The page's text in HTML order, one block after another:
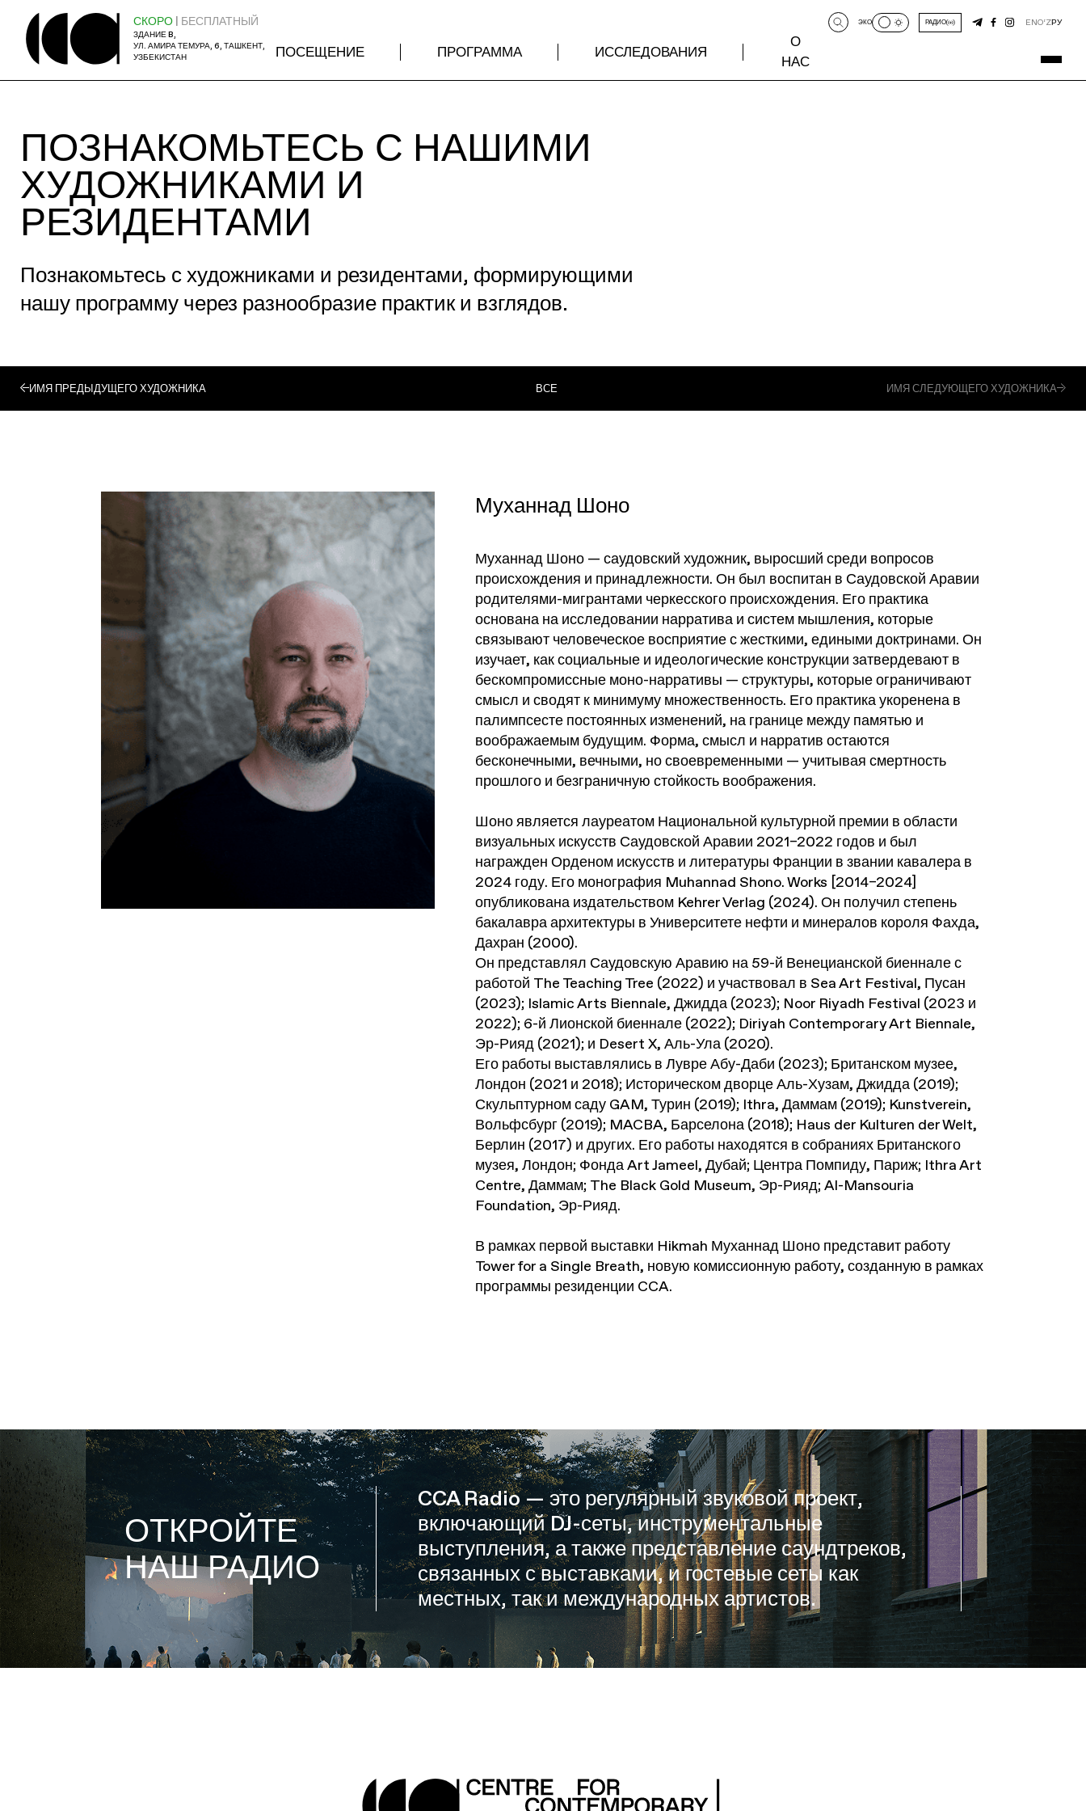
СКОРО | БЕСПЛАТНЫЙ
ЗДАНИЕ B,
УЛ. АМИРА ТЕМУРА, 6, ТАШКЕНТ,
УЗБЕКИСТАН
ПОСЕЩЕНИЕ ПРОГРАММА ИССЛЕДОВАНИЯ
О
НАС
ЭКО РАДИО ENO‘ZРУ
ПОЗНАКОМЬТЕСЬ С НАШИМИ
ХУДОЖНИКАМИ И
РЕЗИДЕНТАМИ
Познакомьтесь с художниками и резидентами, формирующими
нашу программу через разнообразие практик и взглядов.
ИМЯ ПРЕДЫДУЩЕГО ХУДОЖНИКА ВСЕ ИМЯ СЛЕДУЮЩЕГО ХУДОЖНИКА
Муханнад Шоно
Муханнад Шоно — саудовский художник, выросший среди вопросов
происхождения и принадлежности. Он был воспитан в Саудовской Аравии
родителями-мигрантами черкесского происхождения. Его практика
основана на исследовании нарратива и систем мышления, которые
связывают человеческое восприятие с жесткими, едиными доктринами. Он
изучает, как социальные и идеологические конструкции затвердевают в
бескомпромиссные моно-нарративы — структуры, которые ограничивают
смысл и сводят к минимуму множественность. Его практика укоренена в
палимпсесте постоянных изменений, на границе между памятью и
воображаемым будущим. Форма, смысл и нарратив остаются
бесконечными, вечными, но своевременными — учитывая смертность
прошлого и безграничную стойкость воображения.
Шоно является лауреатом Национальной культурной премии в области
визуальных искусств Саудовской Аравии 2021–2022 годов и был
награжден Орденом искусств и литературы Франции в звании кавалера в
2024 году. Его монография Muhannad Shono. Works [2014–2024]
опубликована издательством Kehrer Verlag (2024). Он получил степень
бакалавра архитектуры в Университете нефти и минералов короля Фахда,
Дахран (2000).
Он представлял Саудовскую Аравию на 59-й Венецианской биеннале с
работой The Teaching Tree (2022) и участвовал в Sea Art Festival, Пусан
(2023); Islamic Arts Biennale, Джидда (2023); Noor Riyadh Festival (2023 и
2022); 6-й Лионской биеннале (2022); Diriyah Contemporary Art Biennale,
Эр-Рияд (2021); и Desert X, Аль-Ула (2020).
Его работы выставлялись в Лувре Абу-Даби (2023); Британском музее,
Лондон (2021 и 2018); Историческом дворце Аль-Хузам, Джидда (2019);
Скульптурном саду GAM, Турин (2019); Ithra, Даммам (2019); Kunstverein,
Вольфсбург (2019); MACBA, Барселона (2018); Haus der Kulturen der Welt,
Берлин (2017) и других. Его работы находятся в собраниях Британского
музея, Лондон; Фонда Art Jameel, Дубай; Центра Помпиду, Париж; Ithra Art
Centre, Даммам; The Black Gold Museum, Эр-Рияд; Al-Mansouria
Foundation, Эр-Рияд.
В рамках первой выставки Hikmah Муханнад Шоно представит работу
Tower for a Single Breath, новую комиссионную работу, созданную в рамках
программы резиденции CCA.
ОТКРОЙТЕ
НАШ РАДИО
CCA Radio — это регулярный звуковой проект,
включающий DJ-сеты, инструментальные
выступления, а также представление саундтреков,
связанных с выставками, и гостевые сеты как
местных, так и международных артистов.